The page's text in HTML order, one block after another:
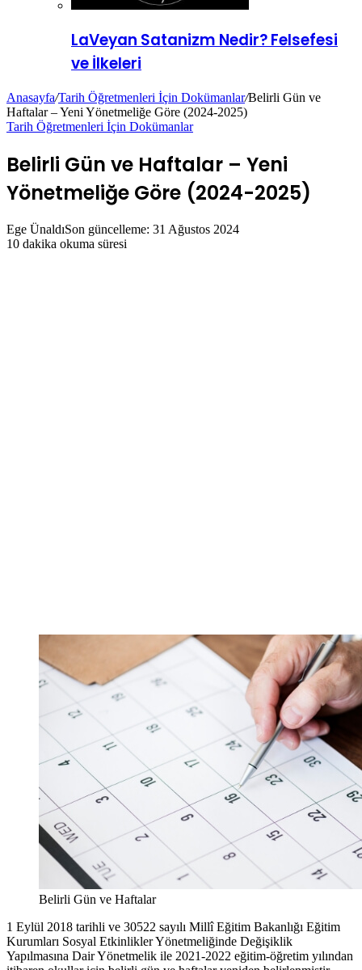
LaVeyan Satanizm Nedir? Felsefesi
ve İlkeleri
Anasayfa/Tarih Öğretmenleri İçin Dokümanlar/Belirli Gün ve
Haftalar – Yeni Yönetmeliğe Göre (2024-2025)
Tarih Öğretmenleri İçin Dokümanlar
Belirli Gün ve Haftalar – Yeni
Yönetmeliğe Göre (2024-2025)
Ege ÜnaldıSon güncelleme: 31 Ağustos 2024
10 dakika okuma süresi
Belirli Gün ve Haftalar
1 Eylül 2018 tarihli ve 30522 sayılı Millî Eğitim Bakanlığı Eğitim
Kurumları Sosyal Etkinlikler Yönetmeliğinde Değişiklik
Yapılmasına Dair Yönetmelik ile 2021-2022 eğitim-öğretim yılından